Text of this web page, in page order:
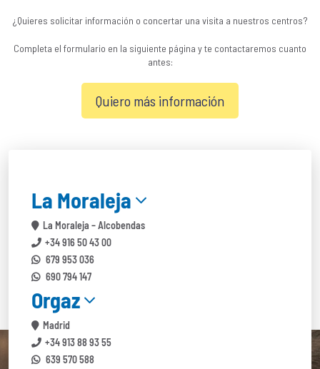
¿Quieres solicitar información o concertar una visita a nuestros centros?
Completa el formulario en la siguiente página y te contactaremos cuanto
antes:
Quiero más información
La Moraleja
La Moraleja – Alcobendas
+34 916 50 43 00
679 953 036
690 794 147
Orgaz
Madrid
+34 913 88 93 55
639 570 588